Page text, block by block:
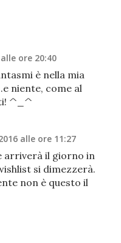
ore 20:40
è nella mia
niente, come al
^_^
alle ore 11:27
arriverà il giorno in
si dimezzerà.
non è questo il